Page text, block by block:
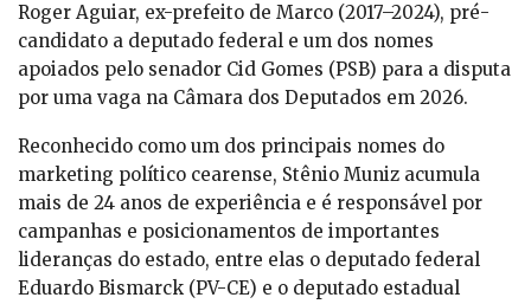
Roger Aguiar, ex-prefeito de Marco (2017–2024), pré-
candidato a deputado federal e um dos nomes
apoiados pelo senador Cid Gomes (PSB) para a disputa
por uma vaga na Câmara dos Deputados em 2026.
Reconhecido como um dos principais nomes do
marketing político cearense, Stênio Muniz acumula
mais de 24 anos de experiência e é responsável por
campanhas e posicionamentos de importantes
lideranças do estado, entre elas o deputado federal
Eduardo Bismarck (PV-CE) e o deputado estadual